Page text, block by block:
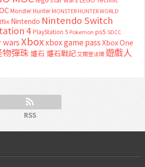
Monster Hunter MONSTER HUNTER WORLD
Nintendo Nintendo Switch
4 PlayStation 5 Pokemon ps5 SDCC
warsXboxxbox game passXbox One
物彈珠 爐石 爐石戰記艾爾登法環 遊戲人
RSS